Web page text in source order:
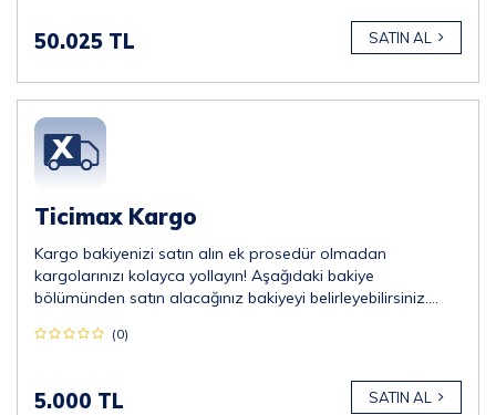
50.025 TL SATIN AL
Ticimax Kargo
Kargo bakiyenizi satın alın ek prosedür olmadan
kargolarınızı kolayca yollayın! Aşağıdaki bakiye
bölümünden satın alacağınız bakiyeyi belirleyebilirsiniz.
(0)
5.000 TL SATIN AL